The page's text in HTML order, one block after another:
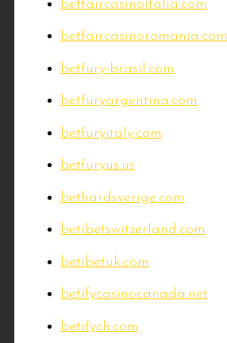
betfaircasinoitalia.com
betfaircasinoromania.com
betfury-brasil.com
betfuryargentina.com
betfuryitaly.com
betfuryus.us
bethardsverige.com
betibetswitzerland.com
betibetuk.com
betifycasinocanada.net
betifych.com